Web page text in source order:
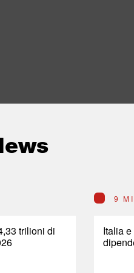
trilioni di
9
Italia